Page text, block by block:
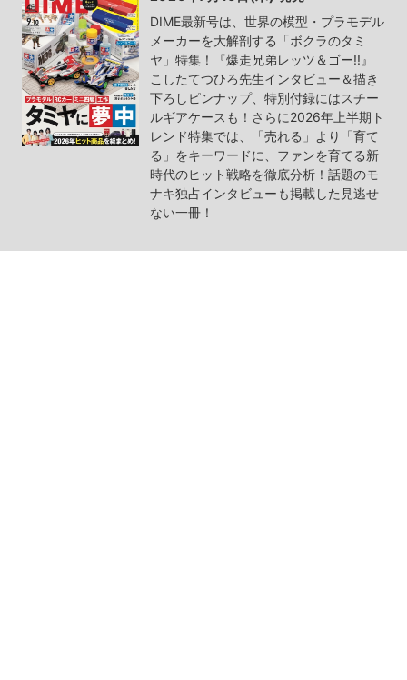
DIME最新号は、世界の模型・プラモデル
メーカーを大解剖する「ボクラのタミ
ヤ」特集！『爆走兄弟レッツ＆ゴー!!』
こしたてつひろ先生インタビュー＆描き
下ろしピンナップ、特別付録にはスチー
ルギアケースも！さらに2026年上半期ト
レンド特集では、「売れる」より「育て
る」をキーワードに、ファンを育てる新
時代のヒット戦略を徹底分析！話題のモ
ナキ独占インタビューも掲載した見逃せ
ない一冊！